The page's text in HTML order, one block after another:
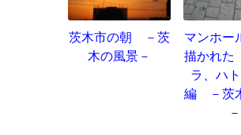
茨木市の朝 －茨
木の風景－
マンホー
描かれた
ラ、ハ
編 －茨
－